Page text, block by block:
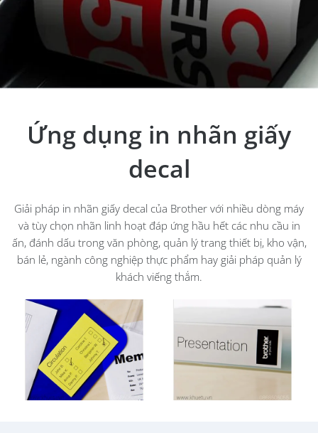
Ứng dụng in nhãn giấy
decal
Giải pháp in nhãn giấy decal của Brother với nhiều dòng máy
và tùy chọn nhãn linh hoạt đáp ứng hầu hết các nhu cầu in
ấn, đánh dấu trong văn phòng, quản lý trang thiết bị, kho vận,
bán lẻ, ngành công nghiệp thực phẩm hay giải pháp quản lý
khách viếng thắm.